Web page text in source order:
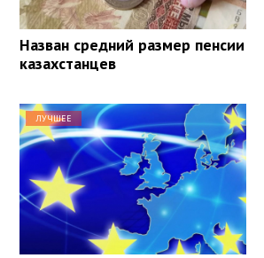
Назван средний размер пенсии
казахстанцев
ЛУЧШЕЕ